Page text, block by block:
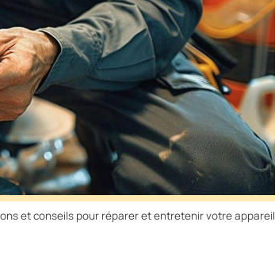
et conseils pour réparer et entretenir votre appareil